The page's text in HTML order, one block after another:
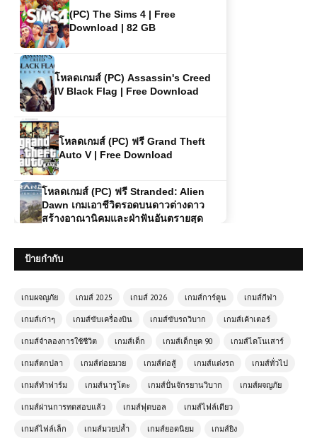
Download | 82 GB
IV Black Flag | Free Download
Auto V | Free Download
โหลดเกมส์ (PC) ฟรี Stranded: Alien
Dawn เกมเอาชีวิตรอดบนดาวต่างดาว
สร้างอาณานิคมและฝ่าฟันอันตรายสุด
ท้าทาย
(PC) LEGO Batman: Legacy of the
Dark Knight | Free Download
(PC ) The Sims 2 Legacy
Collection Free Download
โหลดเกมส์ (PC) ฟรี Total War
WARHAMMER II เกมกลยุทธ์ที่ได้รับ
โหลดเกมส์ (PC) ฟรี Pathologic 2 เกม
ป้ายกำกับ
เกมผจญภัย เกมส์ 2025 เกมส์ 2026 เกมส์การ์ตูน เกมส์กีฬา
เกมส์เก่าๆ เกมส์ขับเครื่องบิน เกมส์ขับรถวิบาก เกมส์เค้าเตอร์
เกมส์จำลองการใช้ชีวิต เกมส์เด็ก เกมส์เด็กยุค 90 เกมส์ไดโนเสาร์
เกมส์ตกปลา เกมส์ต่อยมวย เกมส์ต่อสู้ เกมส์แต่งรถ เกมส์ทั่วไป
เกมส์ทำฟาร์ม เกมส์นารูโตะ เกมส์ปั่นจักรยานวิบาก เกมส์ผจญภัย
เกมส์ผ่านการทดสอบแล้ว เกมส์ฟุตบอล เกมส์ไฟล์เดียว
เกมส์ไฟล์เล็ก เกมส์มวยปล้ำ เกมส์ยอดนิยม เกมส์ยิง